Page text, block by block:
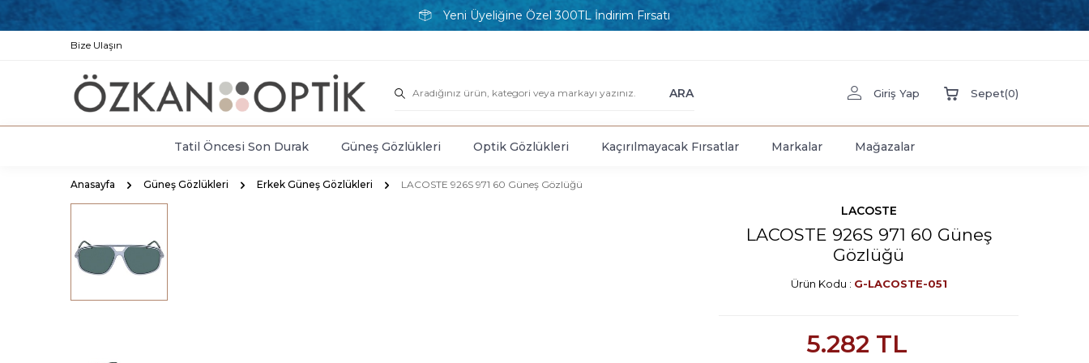
Yeni Üyeliğine Özel 300TL İndirim Fırsatı
Bize Ulaşın
ARA Giriş Yap Sepet(0)
Tatil Öncesi Son Durak Güneş Gözlükleri Optik Gözlükleri Kaçırılmayacak Fırsatlar Markalar Mağazalar
Anasayfa Güneş Gözlükleri Erkek Güneş Gözlükleri LACOSTE 926S 971 60 Güneş Gözlüğü
LACOSTE
LACOSTE 926S 971 60 Güneş
Gözlüğü
Ürün Kodu : G-LACOSTE-051
5.282 TL